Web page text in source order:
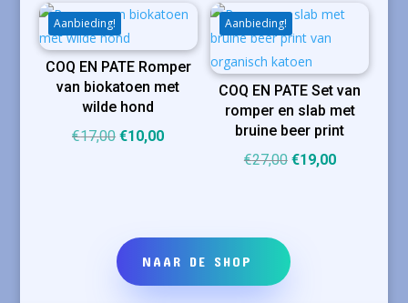
€17,00.€10,00.
Aanbieding!
COQ EN PATE Romper
van biokatoen met
wilde hond
€17,00 Oorspronkelijke
€10,00Huidige
Aanbieding!
COQ EN PATE Set van
romper en slab met
bruine beer print
€27,00 Oorspronkelijke
€19,00Huidige
NAAR DE SHOP